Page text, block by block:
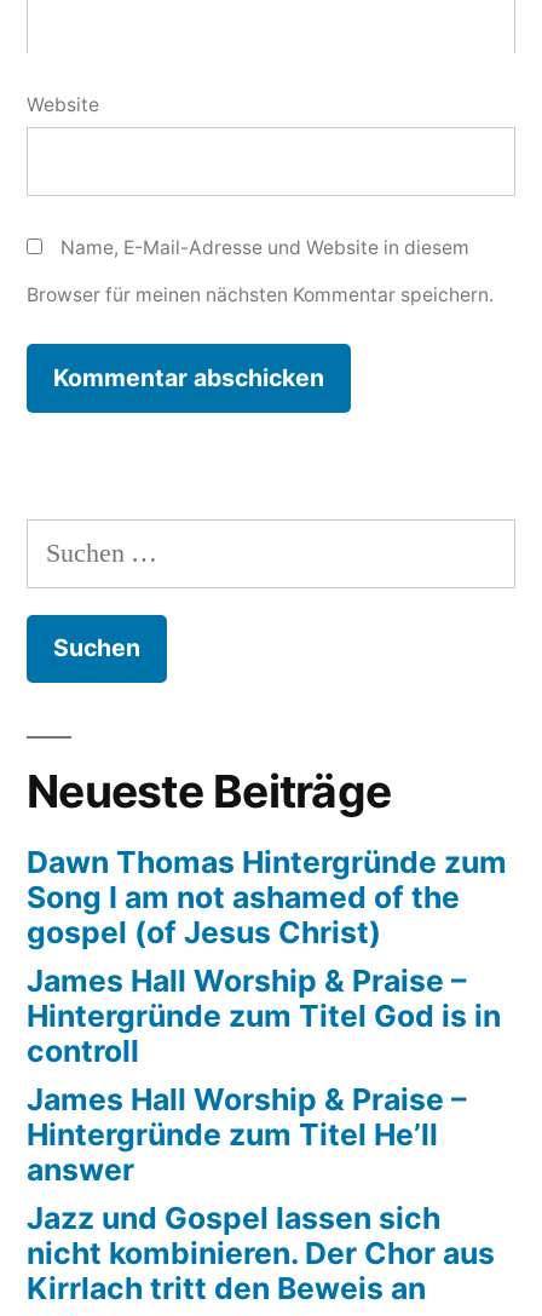
Website
Name, E-Mail-Adresse und Website in diesem
Browser für meinen nächsten Kommentar speichern.
Suchen
nach:
Neueste Beiträge
Dawn Thomas Hintergründe zum
Song I am not ashamed of the
gospel (of Jesus Christ)
James Hall Worship & Praise –
Hintergründe zum Titel God is in
controll
James Hall Worship & Praise –
Hintergründe zum Titel He’ll
answer
Jazz und Gospel lassen sich
nicht kombinieren. Der Chor aus
Kirrlach tritt den Beweis an